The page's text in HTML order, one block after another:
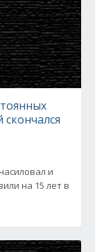
и
на 15 лет в